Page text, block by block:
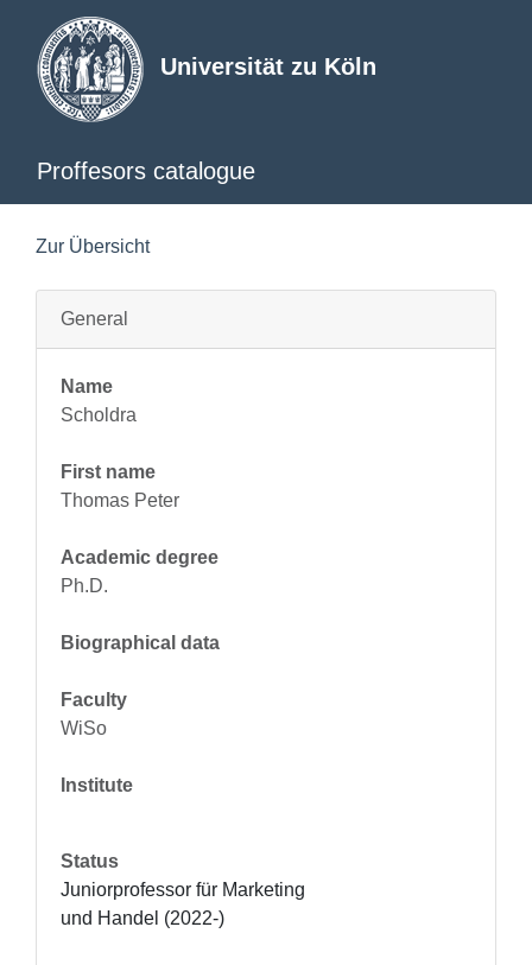
Universität zu Köln
Proffesors catalogue
Zur Übersicht
General
Name
Scholdra
First name
Thomas Peter
Academic degree
Ph.D.
Biographical data
Faculty
WiSo
Institute
Status
Juniorprofessor für Marketing
und Handel (2022-)